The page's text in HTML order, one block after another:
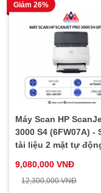
Giảm 26%
Máy Scan HP
3000 S4 (6FW07A) -
tài liệu 2 mặt tự
khay ADF 50 tờ
9,080,000 VNĐ
12,300,000 VNĐ